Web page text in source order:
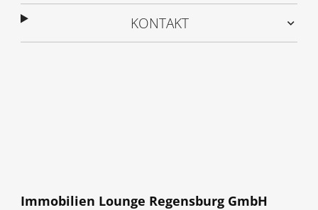
KONTAKT
Immobilien Lounge Regensburg GmbH